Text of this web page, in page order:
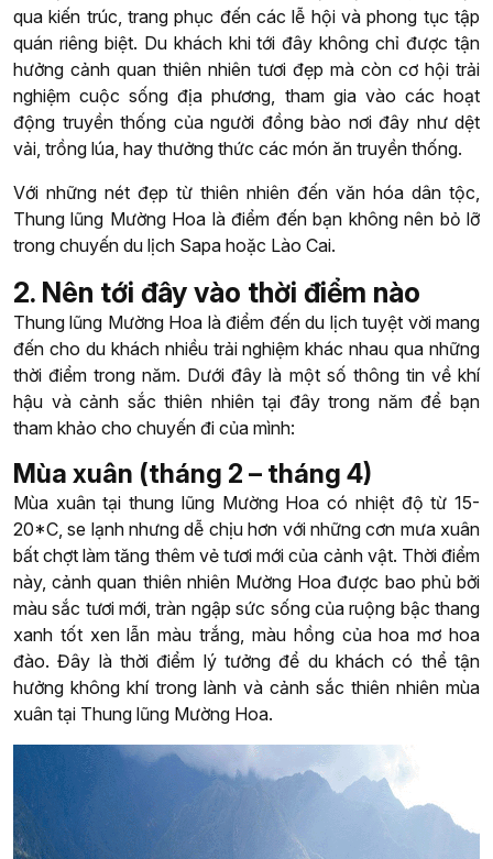
qua kiến trúc, trang phục đến các lễ hội và phong tục tập
quán riêng biệt. Du khách khi tới đây không chỉ được tận
hưởng cảnh quan thiên nhiên tươi đẹp mà còn cơ hội trải
nghiệm cuộc sống địa phương, tham gia vào các hoạt
động truyền thống của người đồng bào nơi đây như dệt
vải, trồng lúa, hay thưởng thức các món ăn truyền thống.
Với những nét đẹp từ thiên nhiên đến văn hóa dân tộc,
Thung lũng Mường Hoa là điểm đến bạn không nên bỏ lỡ
trong chuyến du lịch Sapa hoặc Lào Cai.
2. Nên tới đây vào thời điểm nào
Thung lũng Mường Hoa là điểm đến du lịch tuyệt vời mang
đến cho du khách nhiều trải nghiệm khác nhau qua những
thời điểm trong năm. Dưới đây là một số thông tin về khí
hậu và cảnh sắc thiên nhiên tại đây trong năm để bạn
tham khảo cho chuyến đi của mình:
Mùa xuân (tháng 2 – tháng 4)
Mùa xuân tại thung lũng Mường Hoa có nhiệt độ từ 15-
20*C, se lạnh nhưng dễ chịu hơn với những cơn mưa xuân
bất chợt làm tăng thêm vẻ tươi mới của cảnh vật. Thời điểm
này, cảnh quan thiên nhiên Mường Hoa được bao phủ bởi
màu sắc tươi mới, tràn ngập sức sống của ruộng bậc thang
xanh tốt xen lẫn màu trắng, màu hồng của hoa mơ hoa
đào. Đây là thời điểm lý tưởng để du khách có thể tận
hưởng không khí trong lành và cảnh sắc thiên nhiên mùa
xuân tại Thung lũng Mường Hoa.